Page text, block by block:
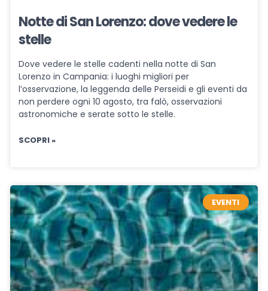
Notte di San Lorenzo: dove vedere le
stelle
Dove vedere le stelle cadenti nella notte di San
Lorenzo in Campania: i luoghi migliori per
l’osservazione, la leggenda delle Perseidi e gli eventi da
non perdere ogni 10 agosto, tra falò, osservazioni
astronomiche e serate sotto le stelle.
SCOPRI »
EVENTI